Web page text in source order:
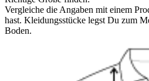
Vergleiche die Angaben mit einem
hast. Kleidungsstücke legst Du zum
Boden.